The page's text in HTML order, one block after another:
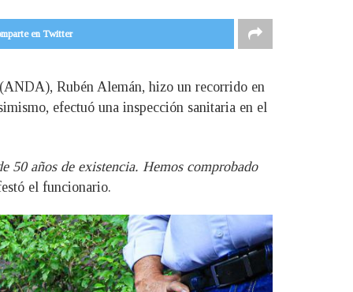
en Twitter
Rubén Alemán, hizo un recorrido en
efectuó una inspección sanitaria en el
50 años de existencia. Hemos comprobado
el funcionario.